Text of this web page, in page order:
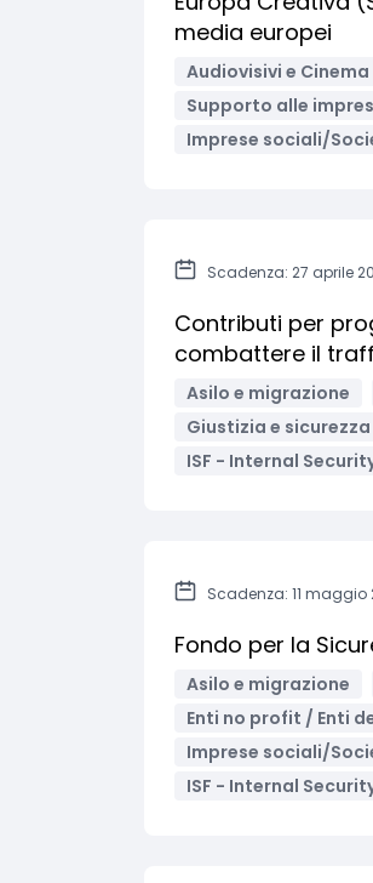
media europei
Audiovisivi e Cinema
Supporto alle
Imprese sociali/
Scadenza: 27 aprile
Contributi per
combattere il
Asilo e migrazione
Giustizia e sicurezza
ISF - Internal
Scadenza: 11 maggio
Fondo per la
Asilo e migrazione
Enti no profit / Enti
Imprese sociali/
ISF - Internal